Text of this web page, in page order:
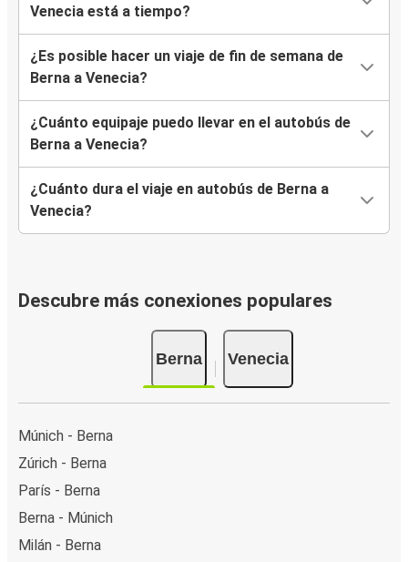
Venecia está a tiempo?
¿Es posible hacer un viaje de fin de semana de
Berna a Venecia?
¿Cuánto equipaje puedo llevar en el autobús de
Berna a Venecia?
¿Cuánto dura el viaje en autobús de Berna a
Venecia?
Descubre más conexiones populares
Berna Venecia
Múnich - Berna
Zúrich - Berna
París - Berna
Berna - Múnich
Milán - Berna